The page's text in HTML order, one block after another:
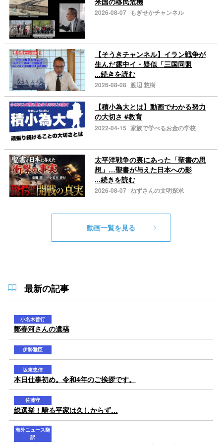
2026-08-07 もぎせかチャンネル
【そうきチャンネル】イラン戦争が
生んだ露中イ・疑似「三国同盟
...続きを読む
2026-08-08 渡辺 惣樹
【積小為大とは】動画でわかる努力
の大切さ #教育
2022-04-15 家族で学べるお金の学校
太平洋戦争の裏にあった「聖書の思
想」…聖書が与えた日本への影
...続きを読む
2026-08-07 ねずさんの文明探求
動画一覧を見る
最新の記事